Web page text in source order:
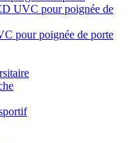
UVC pour poignée de
pour poignée de porte